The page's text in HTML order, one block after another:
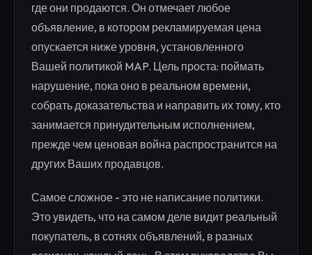
где они продаются. Он отмечает любое
объявление, в котором рекламируемая цена
опускается ниже уровня, установленного
Вашей политикой MAP. Цель проста: поймать
нарушение, пока оно в реальном времени,
собрать доказательства и направить их тому, кто
занимается принудительным исполнением,
прежде чем ценовая война распространится на
других Ваших продавцов.
Самое сложное - это не написание политики.
Это увидеть, что на самом деле видит реальный
покупатель, в сотнях объявлений, в разных